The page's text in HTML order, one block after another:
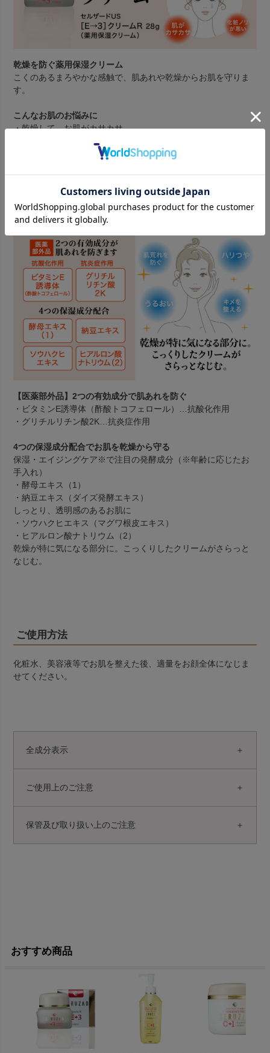
乾燥を防ぐ薬用保湿クリーム
こくのあるまろやかな感触で、肌あれや乾燥からお肌を守りま
す。
こんなお肌のお悩みに
・乾燥して、お肌がカサカサ
・マスクで肌状態が不安定
セルザードUS クリームRは1991年に発売しました。当時から
人気商品で今もなお愛されています。
【医薬部外品】2つの有効成分で肌あれを防ぐ
・ビタミンE誘導体（酢酸トコフェロール）…抗酸化作用
・グリチルリチン酸2K…抗炎症作用
4つの保湿成分配合でお肌を乾燥から守る
保湿・エイジングケア※で注目の発酵成分（※年齢に応じたお
手入れ）
・酵母エキス（1）
・納豆エキス（ダイズ発酵エキス）
しっとり、透明感のあるお肌に
・ソウハクヒエキス（マグワ根皮エキス）
・ヒアルロン酸ナトリウム（2）
乾燥が特に気になる部分に。こっくりしたクリームがさらっと
なじむ。
ご使用方法
化粧水、美容液等でお肌を整えた後、適量をお顔全体になじま
せてください。
全成分表示
ご使用上のご注意
保管及び取り扱い上のご注意
おすすめ商品